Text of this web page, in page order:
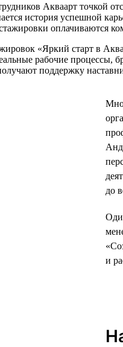
Акваарт точкой
оплачиваются
«Яркий старт в
рабочие процессы,
поддержку
до
и